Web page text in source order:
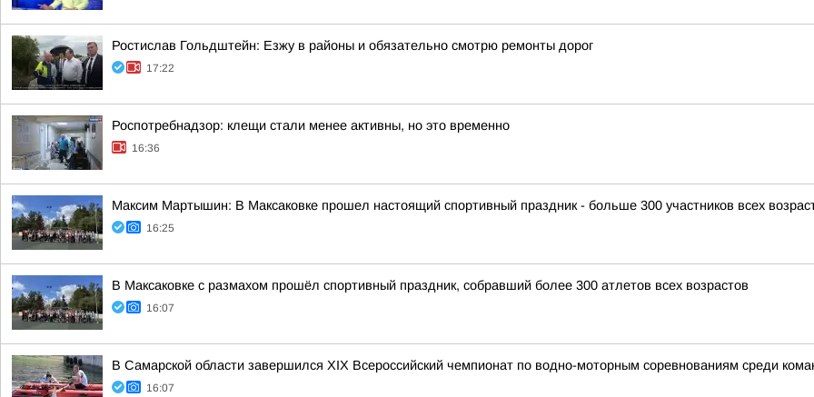
Ростислав Гольдштейн: Езжу в районы и обязательно смотрю ремонты дорог
17:22
Роспотребнадзор: клещи стали менее активны, но это временно
16:36
Максим Мартышин: В Максаковке прошел настоящий спортивный праздник - больше 300 участников всех
16:25
В Максаковке с размахом прошёл спортивный праздник, собравший более 300 атлетов всех возрастов
16:07
В Самарской области завершился XIХ Всероссийский чемпионат по водно-моторным соревнованиям среди
16:07